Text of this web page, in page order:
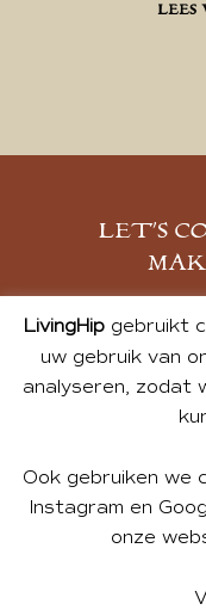
LEES
LET’S
LivingHipgebruikt
uw gebruik van
analyseren,
Ook gebruiken we
Instagram en
onze